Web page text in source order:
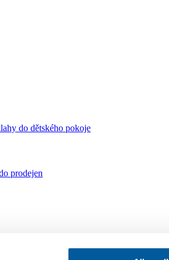
do dětského pokoje
prodejen